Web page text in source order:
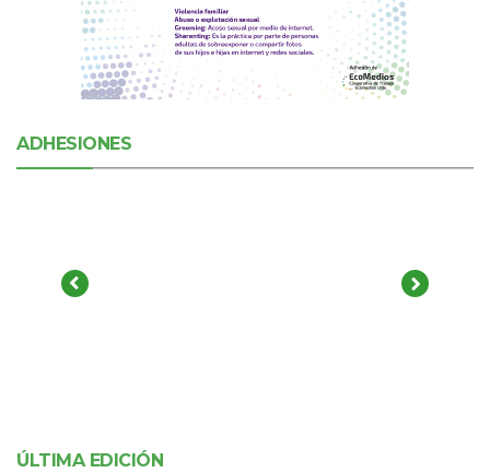
ADHESIONES
ÚLTIMA EDICIÓN